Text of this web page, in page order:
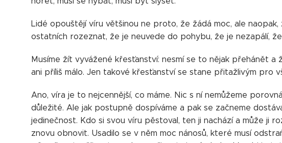
Lidé opouštějí víru většinou ne proto, že žádá moc, ale
ostatních rozeznat, že je neuvede do pohybu, že je nezapálí,
Musíme žít vyvážené křesťanství: nesmí se to nějak přehánět a
ani příliš málo. Jen takové křesťanství se stane přitažlivým pro
Ano, víra je to nejcennější, co máme. Nic s ní nemůžeme
důležité. Ale jak postupně dospíváme a pak se začneme
jedinečnost. Kdo si svou víru pěstoval, ten ji nachází a může ji
znovu obnovit. Usadilo se v něm moc nánosů, které musí